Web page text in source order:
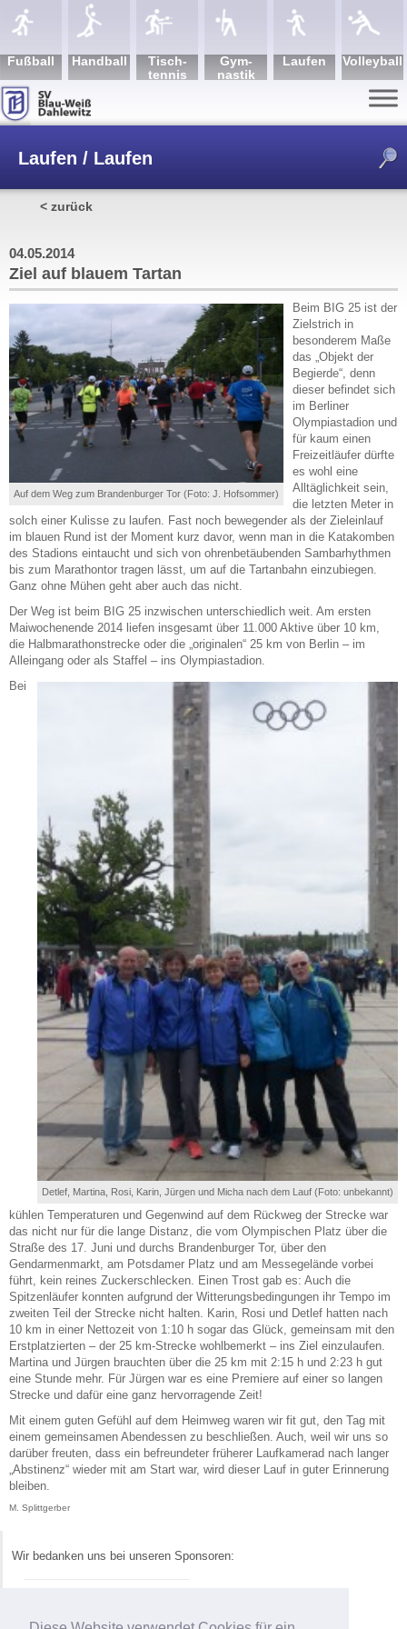
Fuß­ball Hand­ball
Tisch­
tennis
Gym­
nastik
Lau­fen Volley­ball
Laufen / Laufen
< zurück
04.05.2014
Ziel auf blauem Tartan
Auf dem Weg zum Brandenburger Tor (Foto: J. Hofsommer)
Beim BIG 25 ist der
Zielstrich in
besonderem Maße
das „Objekt der
Begierde“, denn
dieser befindet sich
im Berliner
Olympiastadion und
für kaum einen
Freizeitläufer dürfte
es wohl eine
Alltäglichkeit sein,
die letzten Meter in
solch einer Kulisse zu laufen. Fast noch bewegender als der Zieleinlauf
im blauen Rund ist der Moment kurz davor, wenn man in die Katakomben
des Stadions eintaucht und sich von ohrenbetäubenden Sambarhythmen
bis zum Marathontor tragen lässt, um auf die Tartanbahn einzubiegen.
Ganz ohne Mühen geht aber auch das nicht.
Der Weg ist beim BIG 25 inzwischen unterschiedlich weit. Am ersten
Maiwochenende 2014 liefen insgesamt über 11.000 Aktive über 10 km,
die Halbmarathonstrecke oder die „originalen“ 25 km von Berlin – im
Alleingang oder als Staffel – ins Olympiastadion.
Detlef, Martina, Rosi, Karin, Jürgen und Micha nach dem Lauf (Foto: unbekannt)
Bei
kühlen Temperaturen und Gegenwind auf dem Rückweg der Strecke war
das nicht nur für die lange Distanz, die vom Olympischen Platz über die
Straße des 17. Juni und durchs Brandenburger Tor, über den
Gendarmenmarkt, am Potsdamer Platz und am Messegelände vorbei
führt, kein reines Zuckerschlecken. Einen Trost gab es: Auch die
Spitzenläufer konnten aufgrund der Witterungsbedingungen ihr Tempo im
zweiten Teil der Strecke nicht halten. Karin, Rosi und Detlef hatten nach
10 km in einer Nettozeit von 1:10 h sogar das Glück, gemeinsam mit den
Erstplatzierten – der 25 km-Strecke wohlbemerkt – ins Ziel einzulaufen.
Martina und Jürgen brauchten über die 25 km mit 2:15 h und 2:23 h gut
eine Stunde mehr. Für Jürgen war es eine Premiere auf einer so langen
Strecke und dafür eine ganz hervorragende Zeit!
Mit einem guten Gefühl auf dem Heimweg waren wir fit gut, den Tag mit
einem gemeinsamen Abendessen zu beschließen. Auch, weil wir uns so
darüber freuten, dass ein befreundeter früherer Laufkamerad nach langer
„Abstinenz“ wieder mit am Start war, wird dieser Lauf in guter Erinnerung
bleiben.
M. Splittgerber
Wir bedanken uns bei unseren Sponsoren: